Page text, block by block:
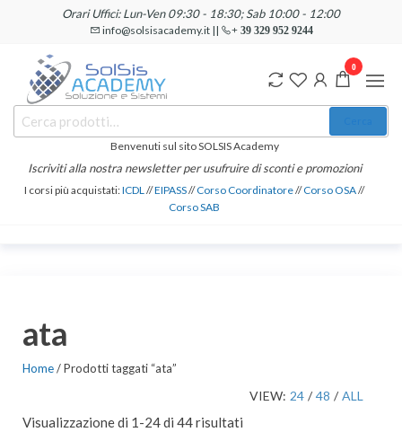
contenuto
Orari Uffici: Lun-Ven 09:30 - 18:30; Sab 10:00 - 12:00
info@solsisacademy.it || + 39 329 952 9244
SOLSIS
Academy
Corsi e
Certificazioni
Linguistiche
Benvenuti sul sito SOLSIS Academy
Iscriviti alla nostra newsletter per usufruire di sconti e promozioni
I corsi più acquistati:ICDL//EIPASS//Corso Coordinatore//Corso OSA//
Corso SAB
0
ata
Home/ Prodotti taggati “ata”
VIEW: 24 / 48 / ALL
Visualizzazione di 1-24 di 44 risultati